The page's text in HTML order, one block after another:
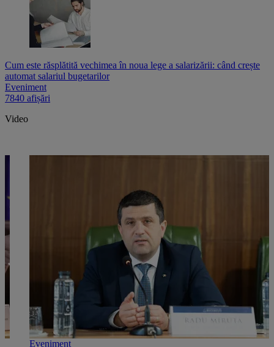
Cum este răsplătită vechimea în noua lege a salarizării: când crește
automat salariul bugetarilor
Eveniment
7840 afișări
Video
Eveniment